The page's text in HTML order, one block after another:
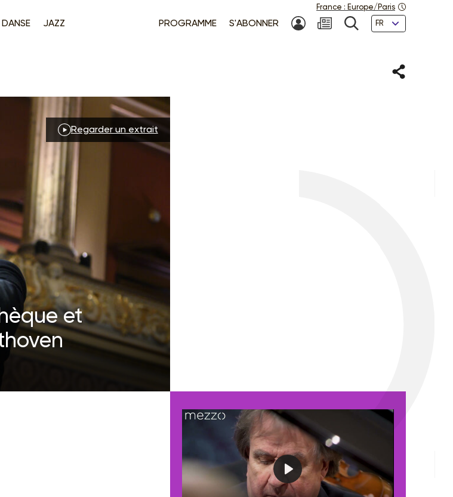
DANSE JAZZ PROGRAMME S'ABONNER MON COMPTE
NEWSLETTER
RECHERCHE
Langues
France : Europe/Paris
Partager
et
Regarder un extrait
Play